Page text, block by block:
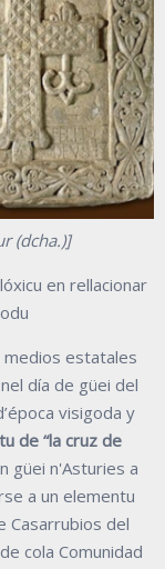
(dcha.)]
en rellacionar
medios estatales
día de güei del
visigoda y
de “la cruz de
güei n'Asturies a
a un elementu
Casarrubios del
cola Comunidad